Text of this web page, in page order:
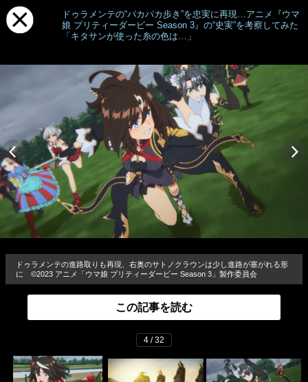
ドゥラメンテの“パカパカ歩き”を忠実に再現…アニメ『ウマ
娘 プリティーダービー Season 3』の“史実”を考察してみた
「キタサンが使った糸の色は…」
ドゥラメンテの進路取りも再現、右奥のサトノクラウンは少し進路が塞がれる形
に ©2023 アニメ「ウマ娘 プリティーダービー Season 3」製作委員会
この記事を読む
4 / 32